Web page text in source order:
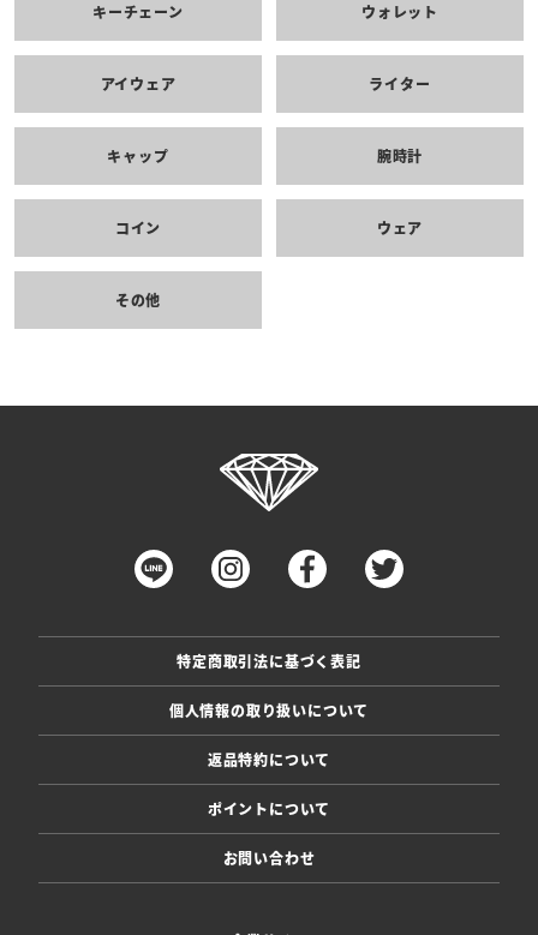
キーチェーン ウォレット
アイウェア ライター
キャップ 腕時計
コイン ウェア
その他
特定商取引法に基づく表記
個人情報の取り扱いについて
返品特約について
ポイントについて
お問い合わせ